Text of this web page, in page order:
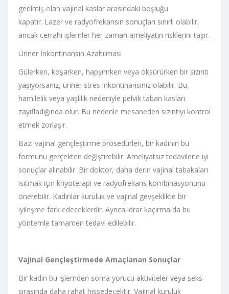
gerilmiş olan vajinal kaslar arasındaki boşluğu
kapatır. Lazer ve radyofrekansın sonuçları sınırlı olabilir,
ancak cerrahi işlemler her zaman ameliyatın risklerini taşır.
Üriner İnkontinansın Azaltılması
Gülerken, koşarken, hapşırırken veya öksürürken bir sızıntı
yaşıyorsanız, üriner stres inkontinansınız olabilir. Bu,
hamilelik veya yaşlılık nedeniyle pelvik taban kasları
zayıfladığında olur. Bu nedenle mesaneden sızıntıyı kontrol
etmek zorlaşır.
Bazı vajinal gençleştirme prosedürleri, bir kadının bu
formunu gerçekten değiştirebilir. Ameliyatsız tedavilerle iyi
sonuçlar alınabilir. Bir doktor, daha derin vajinal tabakaları
ısıtmak için kriyoterapi ve radyofrekans kombinasyonunu
önerebilir. Kadınlar kuruluk ve vajinal gevşeklikte bir
iyileşme fark edeceklerdir. Ayrıca idrar kaçırma da bu
yöntemle tamamen tedavi edilebilir.
Vajinal Gençleştirmede Amaçlanan Sonuçlar
Bir kadın bu işlemden sonra yorucu aktiviteler veya seks
sırasında daha rahat hissedecektir. Vajinal kuruluk